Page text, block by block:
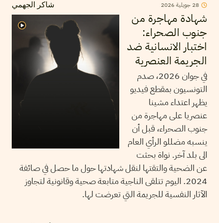
شاكر الجهمي 28 جويلية2026
شهادة مهاجرة من
جنوب الصحراء:
اختبار الانسانية ضد
الجريمة العنصرية
في جوان 2026، صدم
التونسيون بمقطع فيديو
يظهر اعتداء مشينا
عنصريا على مهاجرة من
جنوب الصحراء، قبل أن
ينسبه مضللو الرأي العام
الى بلد آخر. نواة بحثت
عن الضحية والتقتها لنقل شهادتها حول ما حصل في صائفة
2024. اليوم تتلقى الناجية متابعة صحية وقانونية لتجاوز
الآثار النفسية للجريمة التي تعرضت لها.